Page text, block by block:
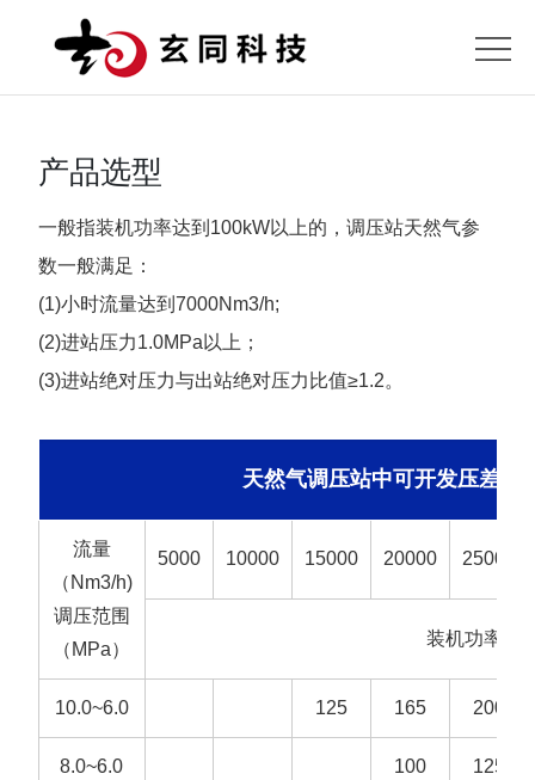
页
关
产品选型
一般指装机功率达到100kW以上的，调压站天然气参
数一般满足：
(1)小时流量达到7000Nm3/h;
(2)进站压力1.0MPa以上；
(3)进站绝对压力与出站绝对压力比值≥1.2。
天然气调压站中可开发压差发
流量
（Nm3/h)
调压范围
（MPa）
5000 10000 15000 20000 25000
装机功率（
10.0~6.0 125 165 200
8.0~6.0 100 125